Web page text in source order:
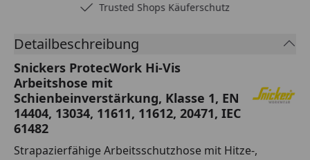
Trusted Shops Käuferschutz
Detailbeschreibung
Snickers ProtecWork Hi-Vis
Arbeitshose mit
Schienbeinverstärkung, Klasse 1, EN
14404, 13034, 11611, 11612, 20471, IEC
61482
Strapazierfähige Arbeitsschutzhose mit Hitze-,